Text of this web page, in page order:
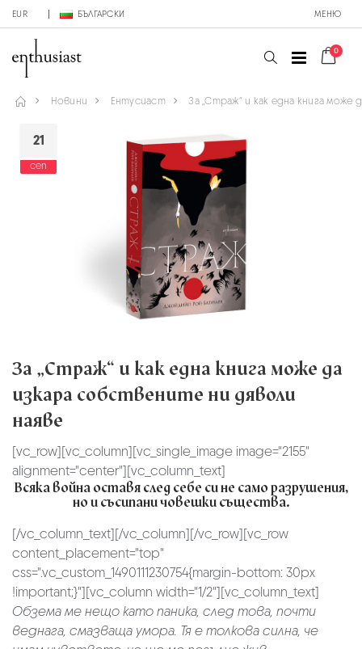
EUR БЪЛГАРСКИ МЕНЮ
0
Новини Ентусиаст За „Страж“ и как една книга
21
сеп
За „Страж“ и как една книга може да
изкара собствените ни дяволи
наяве
[vc_row][vc_column][vc_single_image image="2155"
alignment="center"][vc_column_text]
Всяка война оставя след себе си не само разрушения,
но и съсипани човешки същества.
[/vc_column_text][/vc_column][/vc_row][vc_row
content_placement="top"
css=".vc_custom_1490111230754{margin-bottom: 30px
!important;}"][vc_column width="1/2"][vc_column_text]
Обзема ме нещо като паника, след това, почти
веднага, смазваща умора. Тя е толкова силна, че